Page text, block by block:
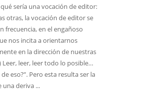
sería una vocación de editor:
otras, la vocación de editor se
frecuencia, en el engañoso
nos incita a orientarnos
en la dirección de nuestras
leer, leer todo lo posible…
eso?”. Pero esta resulta ser la
una deriva ...